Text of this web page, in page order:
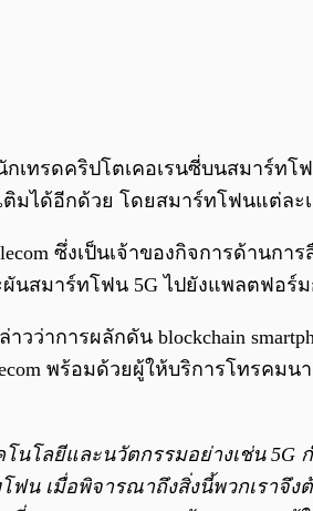
เทรดคริปโตเคอเรนซี่บนสมาร์ทโ
ติมได้อีกด้วย โดยสมาร์ทโฟนแต่ละ
ซึ่งเป็นเจ้าของกิจการด้านการ
สมาร์ทโฟน 5G ไปยังแพลตฟอร์
าวว่าการผลักดัน blockchain
พร้อมด้วยผู้ให้บริการโทรคม
นโลยีและนวัตกรรมอย่างเช่น 5G
น เมื่อพิจารณาถึงสิ่งนี้พวกเราจึง